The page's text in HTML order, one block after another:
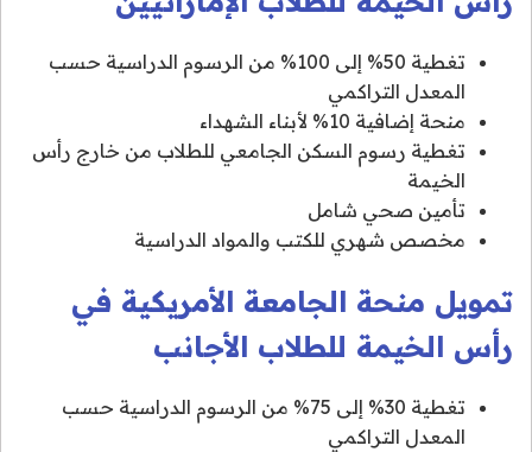
تغطية 50% إلى 100% من الرسوم الدراسية حسب
المعدل التراكمي
منحة إضافية 10% لأبناء الشهداء
تغطية رسوم السكن الجامعي للطلاب من خارج رأس
الخيمة
تأمين صحي شامل
مخصص شهري للكتب والمواد الدراسية
تمويل منحة الجامعة الأمريكية في
رأس الخيمة للطلاب الأجانب
تغطية 30% إلى 75% من الرسوم الدراسية حسب
المعدل التراكمي